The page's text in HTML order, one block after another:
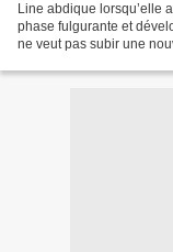
Line abdique lorsqu’elle
phase fulgurante et
ne veut pas subir une